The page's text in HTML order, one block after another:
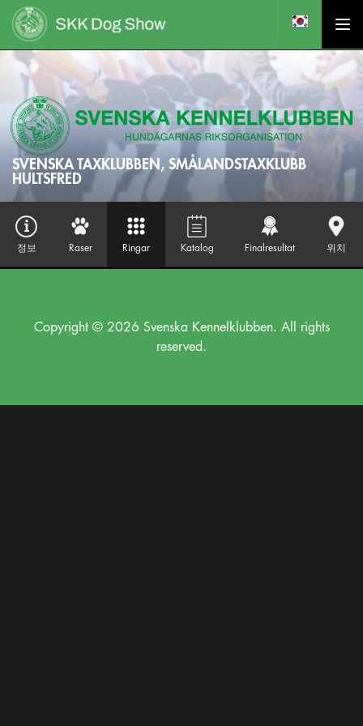
SVENSKA TAXKLUBBEN, SMÅLANDSTAXKLUBB
HULTSFRED
정보 Raser Ringar Katalog Finalresultat 위치
Copyright © 2026 Svenska Kennelklubben. All rights
reserved.